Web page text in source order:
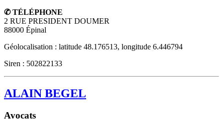
✆ TÉLÉPHONE
2 RUE PRESIDENT DOUMER
88000 Épinal
Géolocalisation : latitude 48.176513, longitude 6.446794
Siren : 502822133
ALAIN BEGEL
Avocats